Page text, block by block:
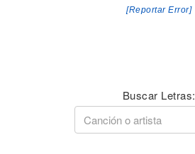
[Reportar Error]
Buscar Letras: